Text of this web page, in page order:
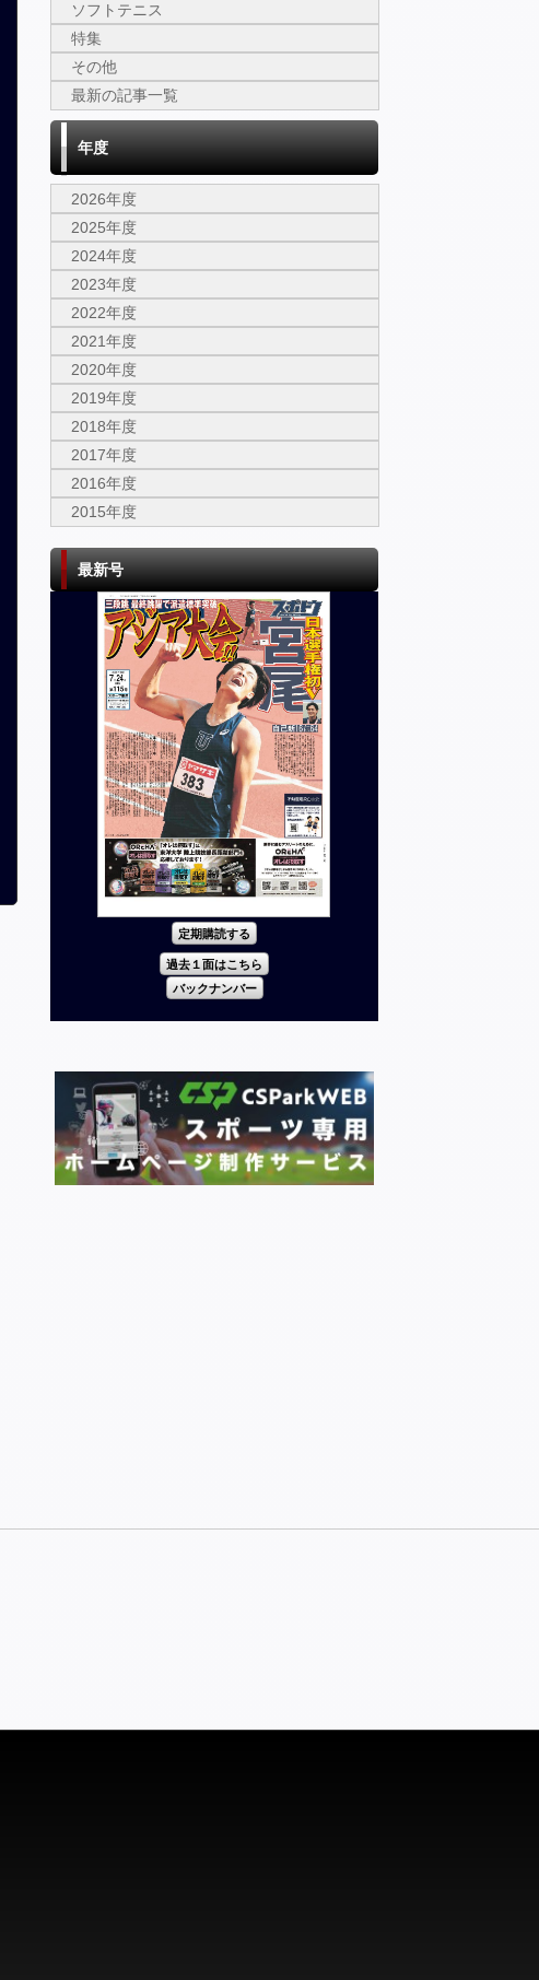
ソフトテニス
特集
その他
最新の記事一覧
年度
2026年度
2025年度
2024年度
2023年度
2022年度
2021年度
2020年度
2019年度
2018年度
2017年度
2016年度
2015年度
最新号
定期購読する
過去１面はこちら
バックナンバー